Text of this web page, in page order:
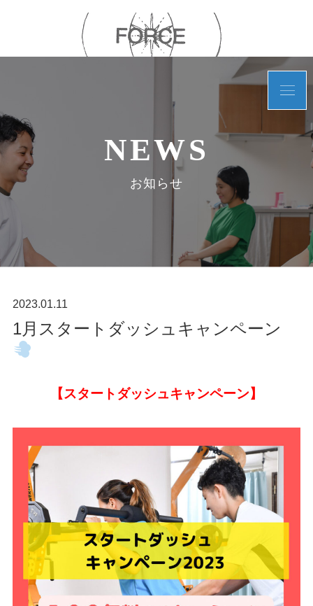
NEWS
お知らせ
2023.01.11
1月スタートダッシュキャンペーン
【スタートダッシュキャンペーン】